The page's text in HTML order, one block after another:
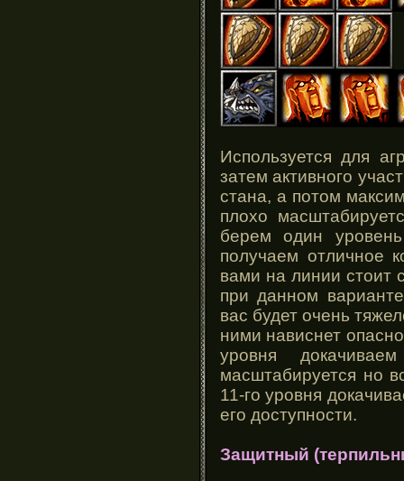
Используется для
затем активного
стана, а потом
плохо
берем один
получаем отличное
вами на линии стоит
при данном
вас будет очень
ними нависнет
уровня
масштабируется но
11-го уровня
его доступности.
Защитный